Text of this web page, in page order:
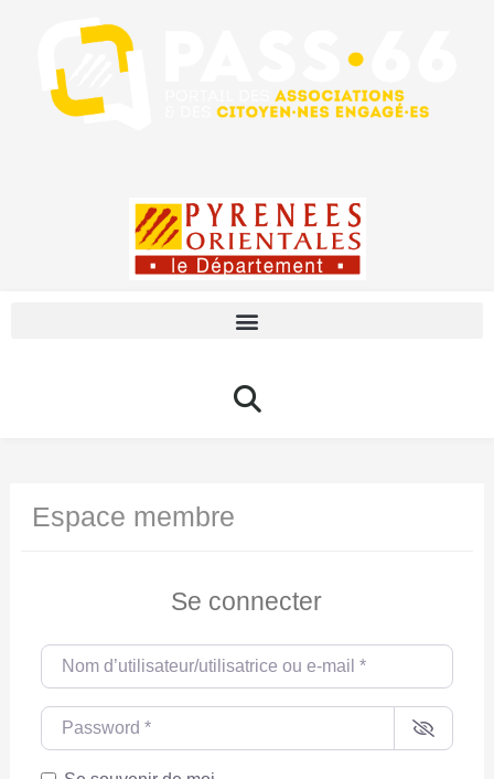
Espace membre
Se connecter
Nom d’utilisateur/utilisatrice ou e-mail
Password